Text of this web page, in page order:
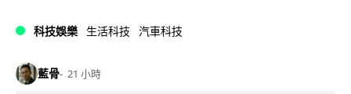
科技娛樂 生活科技 汽車科技
藍骨 21 小時